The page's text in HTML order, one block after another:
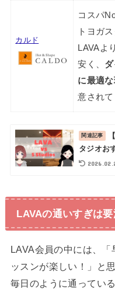
カルド
コスパ
トヨガス
LAVAよ
安く、 ダ
に最適
意されて
タジオお
LAVAの通いすぎは要
LAVA会員の中には、
ッスンが楽しい！」と
毎日のように通ってい